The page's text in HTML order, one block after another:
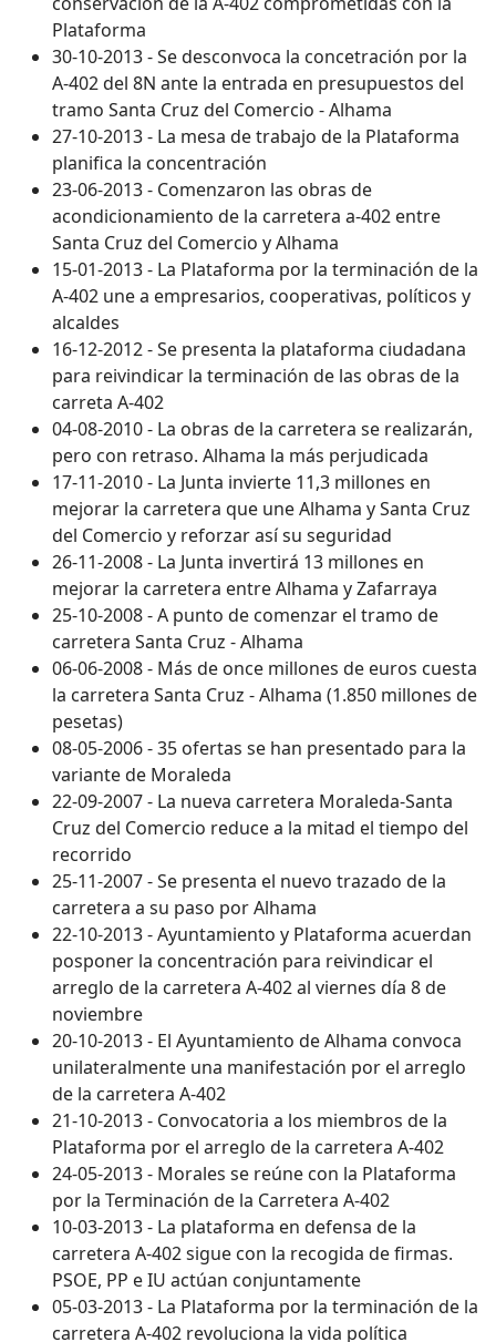
Plataforma
30-10-2013 - Se desconvoca la concetración por la
A-402 del 8N ante la entrada en presupuestos del
tramo Santa Cruz del Comercio - Alhama
27-10-2013 - La mesa de trabajo de la Plataforma
planifica la concentración
23-06-2013 - Comenzaron las obras de
acondicionamiento de la carretera a-402 entre
Santa Cruz del Comercio y Alhama
15-01-2013 - La Plataforma por la terminación de la
A-402 une a empresarios, cooperativas, políticos y
alcaldes
16-12-2012 - Se presenta la plataforma ciudadana
para reivindicar la terminación de las obras de la
carreta A-402
04-08-2010 - La obras de la carretera se realizarán,
pero con retraso. Alhama la más perjudicada
17-11-2010 - La Junta invierte 11,3 millones en
mejorar la carretera que une Alhama y Santa Cruz
del Comercio y reforzar así su seguridad
26-11-2008 - La Junta invertirá 13 millones en
mejorar la carretera entre Alhama y Zafarraya
25-10-2008 - A punto de comenzar el tramo de
carretera Santa Cruz - Alhama
06-06-2008 - Más de once millones de euros cuesta
la carretera Santa Cruz - Alhama (1.850 millones de
pesetas)
08-05-2006 - 35 ofertas se han presentado para la
variante de Moraleda
22-09-2007 - La nueva carretera Moraleda-Santa
Cruz del Comercio reduce a la mitad el tiempo del
recorrido
25-11-2007 - Se presenta el nuevo trazado de la
carretera a su paso por Alhama
22-10-2013 - Ayuntamiento y Plataforma acuerdan
posponer la concentración para reivindicar el
arreglo de la carretera A-402 al viernes día 8 de
noviembre
20-10-2013 - El Ayuntamiento de Alhama convoca
unilateralmente una manifestación por el arreglo
de la carretera A-402
21-10-2013 - Convocatoria a los miembros de la
Plataforma por el arreglo de la carretera A-402
24-05-2013 - Morales se reúne con la Plataforma
por la Terminación de la Carretera A-402
10-03-2013 - La plataforma en defensa de la
carretera A-402 sigue con la recogida de firmas.
PSOE, PP e IU actúan conjuntamente
05-03-2013 - La Plataforma por la terminación de la
carretera A-402 revoluciona la vida política